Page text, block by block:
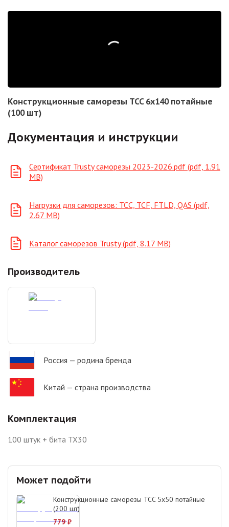
Конструкционные саморезы TCC 6х140 потайные
(100 шт)
Документация и инструкции
Сертификат Trusty саморезы 2023-2026.pdf (pdf, 1.91
MB)
Нагрузки для саморезов: ТСС, TCF, FTLD, QAS (pdf,
2.67 MB)
Каталог саморезов Trusty (pdf, 8.17 MB)
Производитель
Россия — родина бренда
Китай — страна производства
Комплектация
100 штук + бита TX30
Может подойти
Конструкционные саморезы TCC 5х50 потайные
(200 шт)
779 ₽